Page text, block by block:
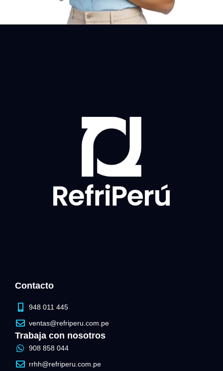
Contacto
948 011 445
ventas@refriperu.com.pe
Trabaja con nosotros
908 858 044
rrhh@refriperu.com.pe